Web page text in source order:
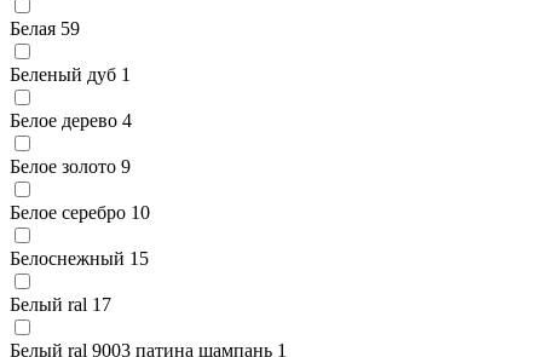
Белая 59
Беленый дуб 1
Белое дерево 4
Белое золото 9
Белое серебро 10
Белоснежный 15
Белый ral 17
Белый ral 9003 патина шампань 1